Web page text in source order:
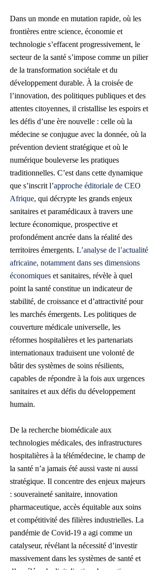
Dans un monde en mutation rapide, où les
frontières entre science, économie et
technologie s’effacent progressivement, le
secteur de la santé s’impose comme un pilier
de la transformation sociétale et du
développement durable. À la croisée de
l’innovation, des politiques publiques et des
attentes citoyennes, il cristallise les espoirs et
les défis d’une ère nouvelle : celle où la
médecine se conjugue avec la donnée, où la
prévention devient stratégique et où le
numérique bouleverse les pratiques
traditionnelles. C’est dans cette dynamique
que s’inscrit l’approche éditoriale de CEO
Afrique, qui décrypte les grands enjeux
sanitaires et paramédicaux à travers une
lecture économique, prospective et
profondément ancrée dans la réalité des
territoires émergents. L’analyse de l’actualité
africaine, notamment dans ses dimensions
économiques et sanitaires, révèle à quel
point la santé constitue un indicateur de
stabilité, de croissance et d’attractivité pour
les marchés émergents. Les politiques de
couverture médicale universelle, les
réformes hospitalières et les partenariats
internationaux traduisent une volonté de
bâtir des systèmes de soins résilients,
capables de répondre à la fois aux urgences
sanitaires et aux défis du développement
humain.
De la recherche biomédicale aux
technologies médicales, des infrastructures
hospitalières à la télémédecine, le champ de
la santé n’a jamais été aussi vaste ni aussi
stratégique. Il concentre des enjeux majeurs
: souveraineté sanitaire, innovation
pharmaceutique, accès équitable aux soins
et compétitivité des filières industrielles. La
pandémie de Covid-19 a agi comme un
catalyseur, révélant la nécessité d’investir
massivement dans les systèmes de santé et